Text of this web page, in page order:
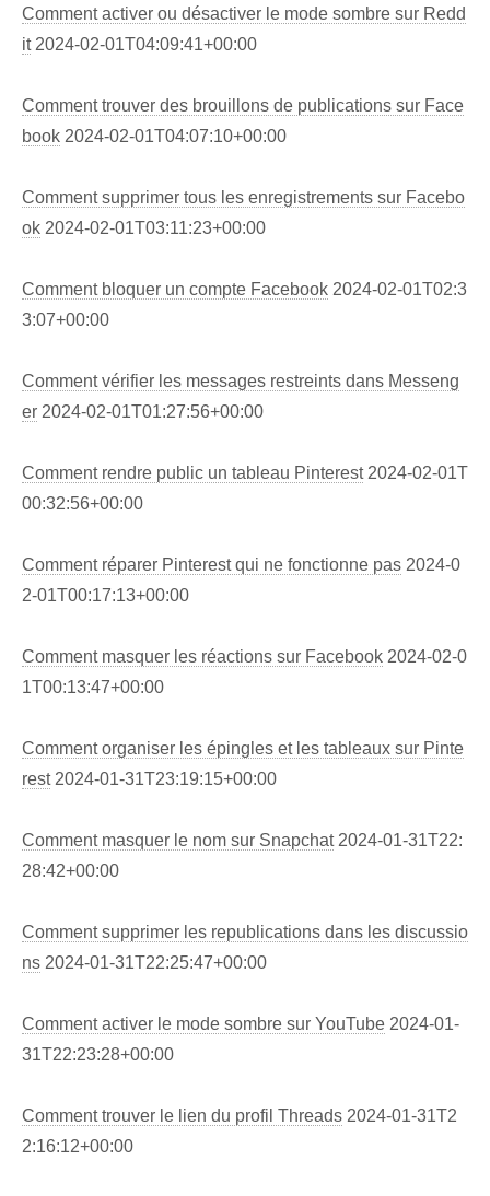
Comment activer ou désactiver le mode sombre sur Redd
it 2024-02-01T04:09:41+00:00
Comment trouver des brouillons de publications sur Face
book 2024-02-01T04:07:10+00:00
Comment supprimer tous les enregistrements sur Facebo
ok 2024-02-01T03:11:23+00:00
Comment bloquer un compte Facebook 2024-02-01T02:3
3:07+00:00
Comment vérifier les messages restreints dans Messeng
er 2024-02-01T01:27:56+00:00
Comment rendre public un tableau Pinterest 2024-02-01T
00:32:56+00:00
Comment réparer Pinterest qui ne fonctionne pas 2024-0
2-01T00:17:13+00:00
Comment masquer les réactions sur Facebook 2024-02-0
1T00:13:47+00:00
Comment organiser les épingles et les tableaux sur Pinte
rest 2024-01-31T23:19:15+00:00
Comment masquer le nom sur Snapchat 2024-01-31T22:
28:42+00:00
Comment supprimer les republications dans les discussio
ns 2024-01-31T22:25:47+00:00
Comment activer le mode sombre sur YouTube 2024-01-
31T22:23:28+00:00
Comment trouver le lien du profil Threads 2024-01-31T2
2:16:12+00:00